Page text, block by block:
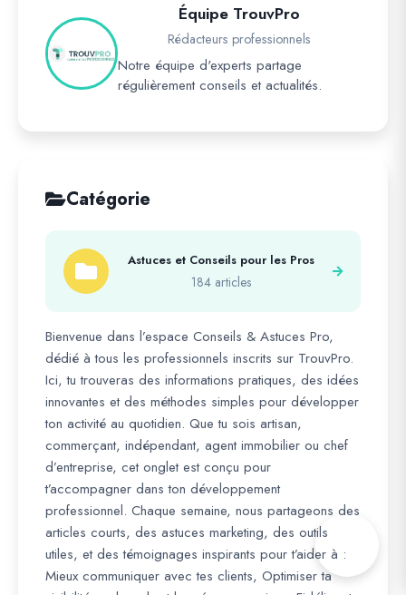
Équipe TrouvPro
Rédacteurs professionnels
Notre équipe d'experts partage
régulièrement conseils et actualités.
Catégorie
Astuces et Conseils pour les Pros
184 articles
Bienvenue dans l’espace Conseils & Astuces Pro,
dédié à tous les professionnels inscrits sur TrouvPro.
Ici, tu trouveras des informations pratiques, des idées
innovantes et des méthodes simples pour développer
ton activité au quotidien. Que tu sois artisan,
commerçant, indépendant, agent immobilier ou chef
d’entreprise, cet onglet est conçu pour
t’accompagner dans ton développement
professionnel. Chaque semaine, nous partageons des
articles courts, des astuces marketing, des outils
utiles, et des témoignages inspirants pour t’aider à :
Mieux communiquer avec tes clients, Optimiser ta